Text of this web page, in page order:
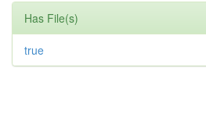
Has File(s)
true